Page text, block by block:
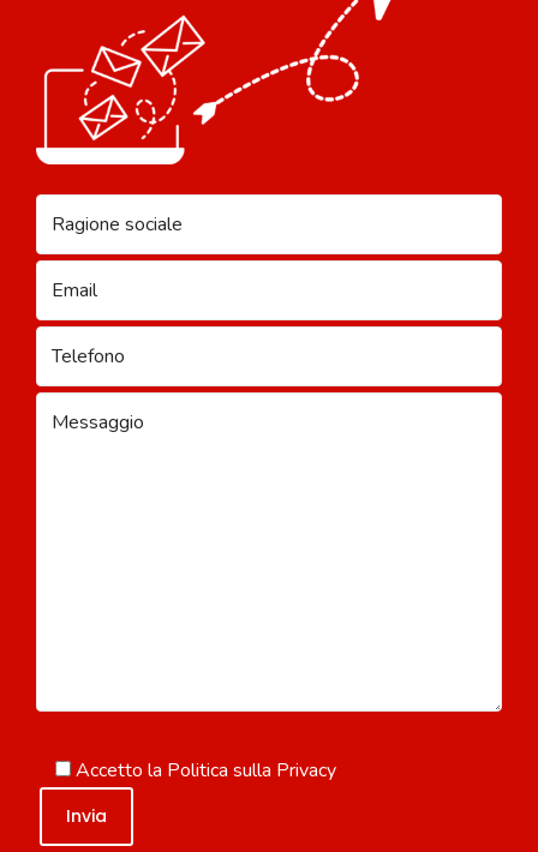
Accetto la Politica sulla Privacy